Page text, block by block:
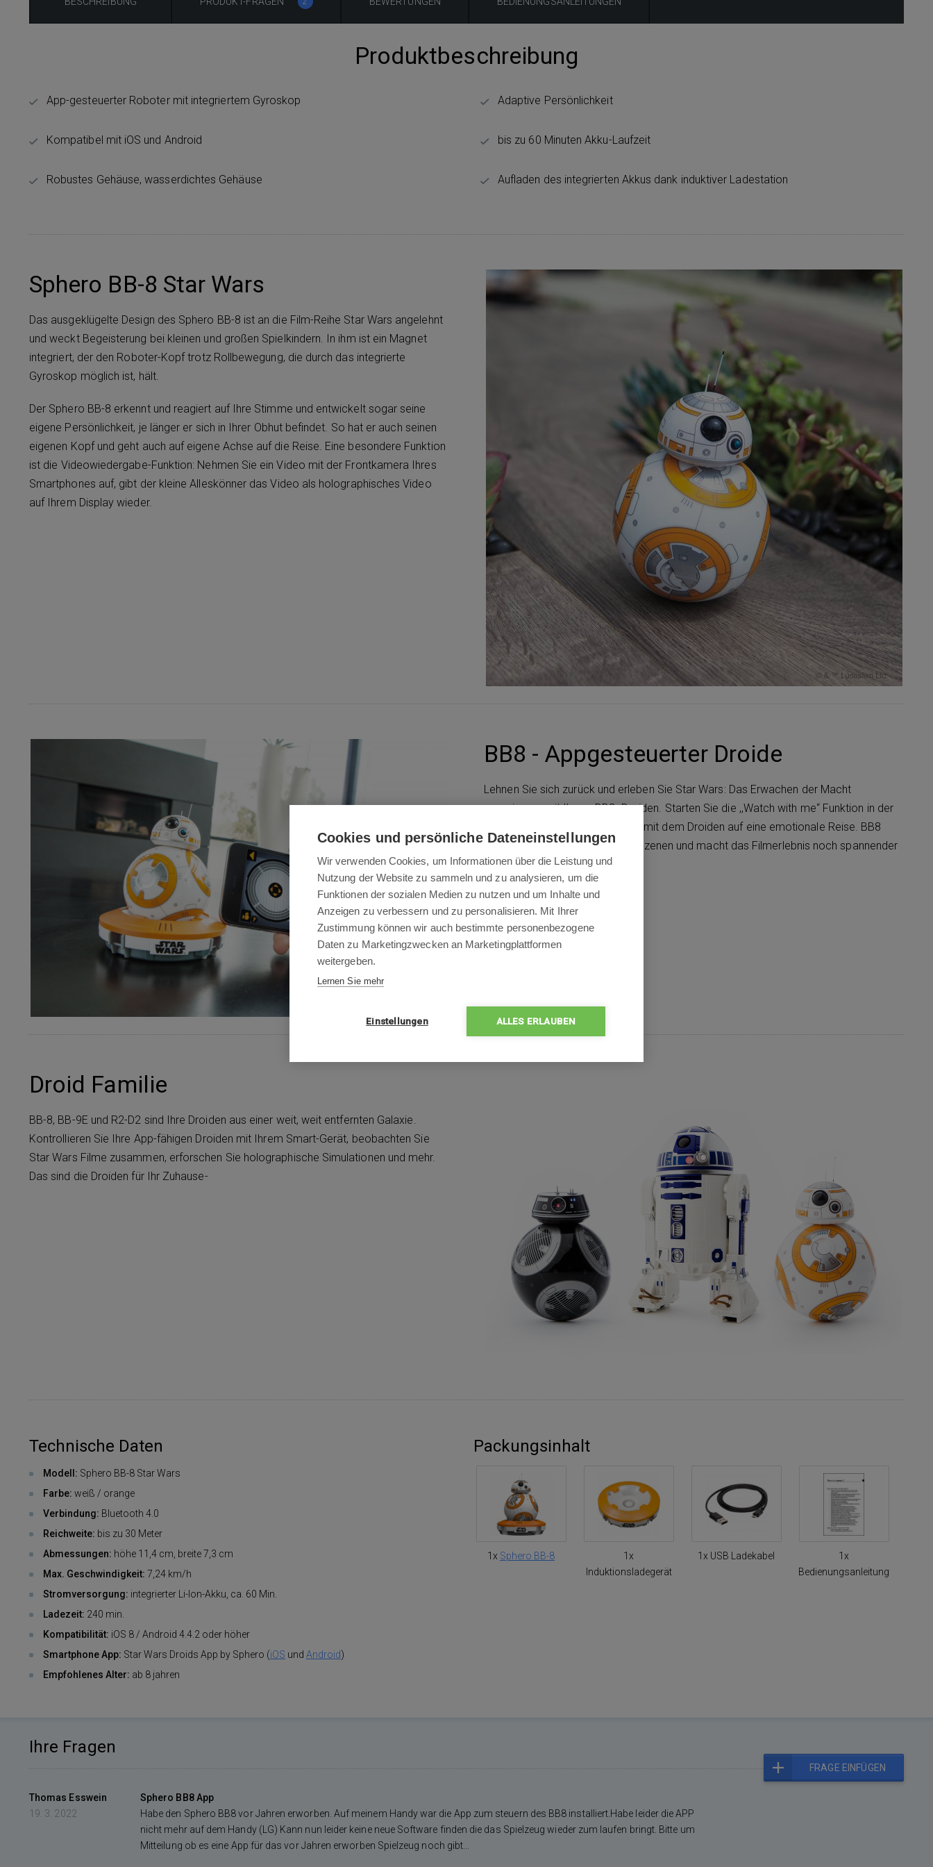
Produktbeschreibung
App-gesteuerter Roboter mit integriertem Gyroskop
Kompatibel mit iOS und Android
Robustes Gehäuse, wasserdichtes Gehäuse
Adaptive Persönlichkeit
bis zu 60 Minuten Akku-Laufzeit
Aufladen des integrierten Akkus dank induktiver Ladestation
Sphero BB-8 Star Wars
Das ausgeklügelte Design des Sphero BB-8 ist an die Film-Reihe Star Wars angelehnt
und weckt Begeisterung bei kleinen und großen Spielkindern. In ihm ist ein Magnet
integriert, der den Roboter-Kopf trotz Rollbewegung, die durch das integrierte
Gyroskop möglich ist, hält.
Der Sphero BB-8 erkennt und reagiert auf Ihre Stimme und entwickelt sogar seine
eigene Persönlichkeit, je länger er sich in Ihrer Obhut befindet. So hat er auch seinen
eigenen Kopf und geht auch auf eigene Achse auf die Reise. Eine besondere Funktion
ist die Videowiedergabe-Funktion: Nehmen Sie ein Video mit der Frontkamera Ihres
Smartphones auf, gibt der kleine Alleskönner das Video als holographisches Video
auf Ihrem Display wieder.
BB8 - Appgesteuerter Droide
Lehnen Sie sich zurück und erleben Sie Star Wars: Das Erwachen der Macht
gemeinsam mit Ihrem BB8- Droiden. Starten Sie die ,,Watch with me“ Funktion in der
BB8 App und gehen gemeinsam mit dem Droiden auf eine emotionale Reise. BB8
fühlt, erlebt und reagiert auf die Szenen und macht das Filmerlebnis noch spannender
und transparenter.
Droid Familie
BB-8, BB-9E und R2-D2 sind Ihre Droiden aus einer weit, weit entfernten Galaxie.
Kontrollieren Sie Ihre App-fähigen Droiden mit Ihrem Smart-Gerät, beobachten Sie
Star Wars Filme zusammen, erforschen Sie holographische Simulationen und mehr.
Das sind die Droiden für Ihr Zuhause-
Technische Daten
Modell: Sphero BB-8 Star Wars
Farbe: weiß / orange
Verbindung: Bluetooth 4.0
Reichweite: bis zu 30 Meter
Abmessungen: höhe 11,4 cm, breite 7,3 cm
Max. Geschwindigkeit: 7,24 km/h
Stromversorgung: integrierter Li-Ion-Akku, ca. 60 Min.
Ladezeit: 240 min.
Kompatibilität: iOS 8 / Android 4.4.2 oder höher
Smartphone App: Star Wars Droids App by Sphero (iOS und Android)
Empfohlenes Alter: ab 8 jahren
Packungsinhalt
1x Sphero BB-8
1x
Induktionsladegerät
1x USB Ladekabel
1x
Bedienungsanleitung
Ihre Fragen
FRAGE EINFÜGEN
Thomas Esswein
19. 3. 2022
Sphero BB8 App
Habe den Sphero BB8 vor Jahren erworben. Auf meinem Handy war die App zum steuern des BB8 installiert.Habe leider die APP
nicht mehr auf dem Handy (LG) Kann nun leider keine neue Software finden die das Spielzeug wieder zum laufen bringt. Bitte um
Mitteilung ob es eine App für das vor Jahren erworben Spielzeug noch gibt...
Cookies und persönliche Dateneinstellungen
Wir verwenden Cookies, um Informationen über die Leistung und
Nutzung der Website zu sammeln und zu analysieren, um die
Funktionen der sozialen Medien zu nutzen und um Inhalte und
Anzeigen zu verbessern und zu personalisieren. Mit Ihrer
Zustimmung können wir auch bestimmte personenbezogene
Daten zu Marketingzwecken an Marketingplattformen
weitergeben.
Lernen Sie mehr
Einstellungen ALLES ERLAUBEN